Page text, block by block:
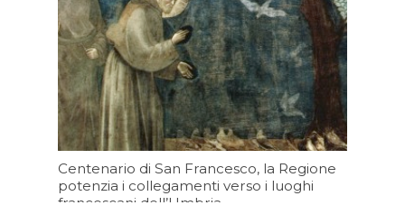
Centenario di San Francesco, la Regione
potenzia i collegamenti verso i luoghi
francescani dell’Umbria